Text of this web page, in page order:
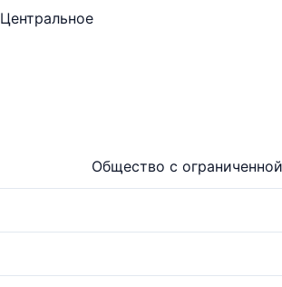
Центральное
Общество с